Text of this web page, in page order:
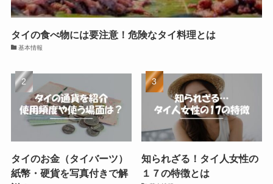
タイの食べ物には要注意！危険なタイ料理とは
基本情報
タイのお金（タイバーツ）
紙幣・硬貨を写真付きで解
知られざる！タイ人女性の
１７の特徴とは